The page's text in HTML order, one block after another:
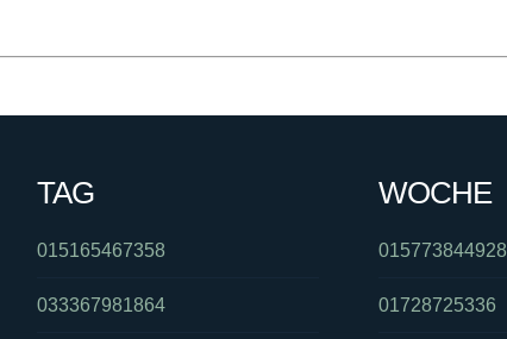
TAG
015165467358
033367981864
WOCHE
015773844928
01728725336